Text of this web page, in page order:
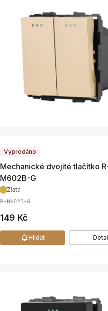
Vyprodáno
Mechanické dvojité tlačítko
M602B-G
Zlatá
R-M602B-G
149 Kč
Hlídat